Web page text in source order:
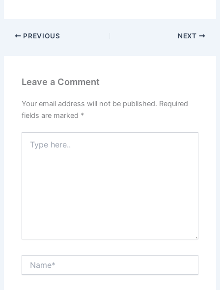
PREVIOUS NEXT
Leave a Comment
Your email address will not be published. Required
fields are marked *
here..